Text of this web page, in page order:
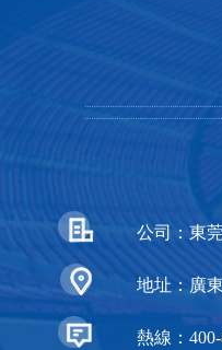
公司：東
地址：廣
熱線：400-